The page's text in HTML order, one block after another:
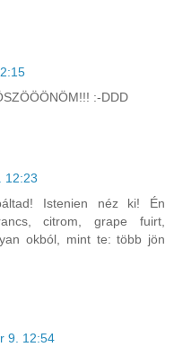
:-DDD
12:23
Istenien néz ki! Én
citrom, grape fuirt,
okból, mint te: több jön
9. 12:54